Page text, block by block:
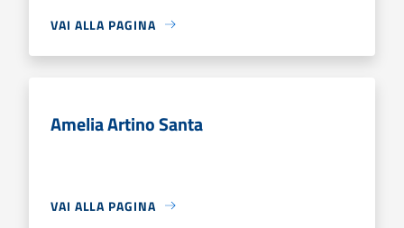
VAI ALLA PAGINA
Amelia Artino Santa
VAI ALLA PAGINA